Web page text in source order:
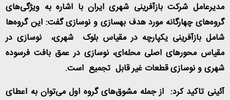
مدیرعامل شرکت بازآفرینی شهری ایران با اشاره به ویژگی‌های
گروه‌های چهارگانه مورد هدف بهسازی و نوسازی گفت: این گروه‌ها
شامل بازآفرینی یکپارچه در مقیاس بلوک شهری، نوسازی در
مقیاس محورهای اصلی محله‌ای، نوسازی در عمق بافت فرسوده
شهری و نوسازی قطعات غیر قابل تجمیع است.
آئینی تاکید کرد: از جمله مشوق‌های گروه اول می‌توان به اعطای